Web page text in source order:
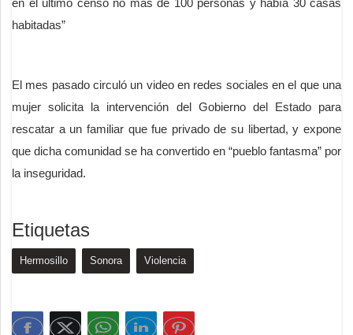
en el último censo no más de 100 personas y había 30 casas
habitadas”
El mes pasado circuló un video en redes sociales en el que una
mujer solicita la intervención del Gobierno del Estado para
rescatar a un familiar que fue privado de su libertad, y expone
que dicha comunidad se ha convertido en “pueblo fantasma” por
la inseguridad.
Etiquetas
Hermosillo Sonora Violencia